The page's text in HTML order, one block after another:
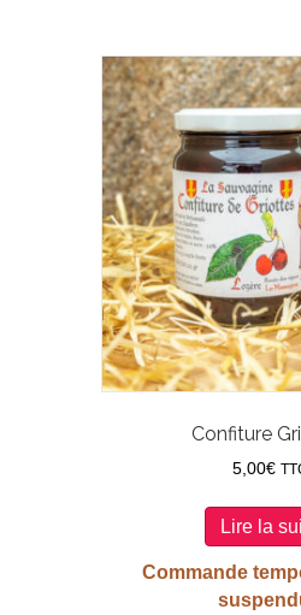
Confiture
5,00€
Lire la
Commande